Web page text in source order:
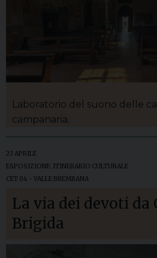
Laboratorio del suono delle
campanaria.
23 APRILE
ESPOSIZIONE ITINERARIO CULTURALE
CET 04 - VALLE BREMBANA
La via dei devoti da
Brigida